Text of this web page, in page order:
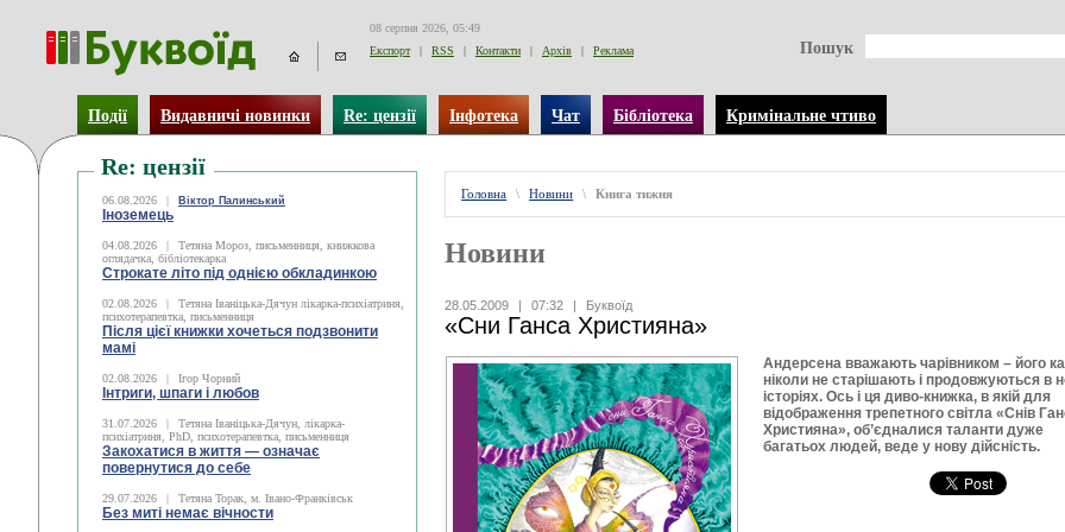
08 серпня 2026, 05:49
Експорт
| RSS | Контакти | Архів | Реклама Пошук
Події Видавничі новинки Re: цензії Інфотека Чат Бібліотека Кримінальне чтиво
Re: цензії
06.08.2026 | Віктор Палинський
Іноземець
04.08.2026 |
Тетяна Мороз, письменниця, книжкова
оглядачка, бібліотекарка
Строкате літо під однією обкладинкою
02.08.2026 |
Тетяна Іваніцька-Дячун лікарка-психіатриня,
психотерапевтка, письменниця
Після цієї книжки хочеться подзвонити
мамі
02.08.2026 | Ігор Чорний
Інтриги, шпаги і любов
31.07.2026 |
Тетяна Іваніцька-Дячун, лікарка-
психіатриня, PhD, психотерапевтка, письменниця
Закохатися в життя — означає
повернутися до себе
29.07.2026 | Тетяна Торак, м. Івано-Франківськ
Без миті немає вічности
Головна \ Новини \ Книга тижня
Новини
28.05.2009 | 07:32 | Буквоїд
«Сни Ганса Християна»
Андерсена вважають чарівником – його
ніколи не старішають і продовжуються в
історіях. Ось і ця диво-книжка, в якій для
відображення трепетного світла «Снів
Християна», об’єдналися таланти дуже
багатьох людей, веде у нову дійсність.